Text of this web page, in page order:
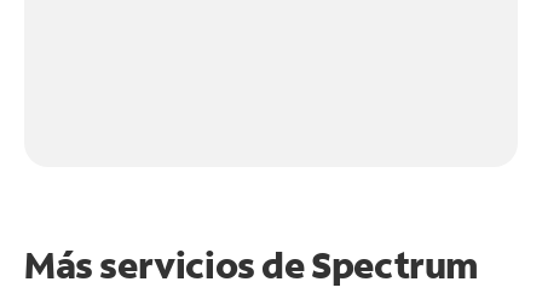
Más servicios de Spectrum